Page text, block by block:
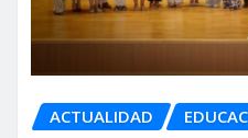
ACTUALIDAD